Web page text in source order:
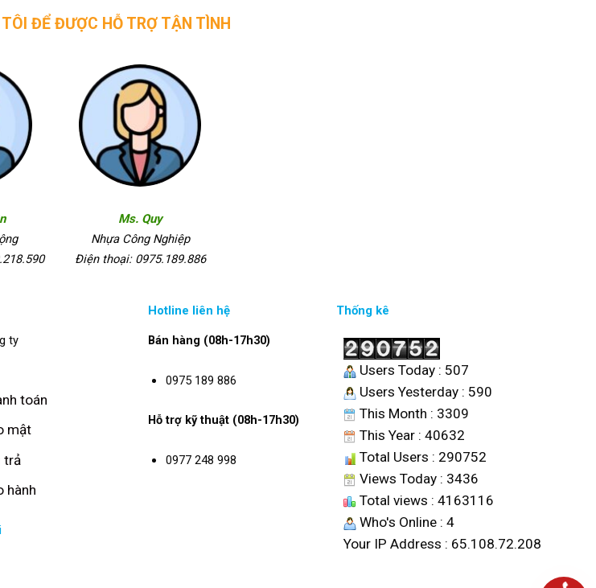
HỖ TRỢ TẬN TÌNH
Ms. Quy
Nhựa Công Nghiệp
Điện thoại: 0975.189.886
ty
toán
mật
trả
hành
Hotline liên hệ
Bán hàng (08h-17h30)
0975 189 886
Hỗ trợ kỹ thuật (08h-17h30)
0977 248 998
Thống kê
Users Today : 507
Users Yesterday : 590
This Month : 3309
This Year : 40632
Total Users : 290752
Views Today : 3436
Total views : 4163116
Who's Online : 4
Your IP Address : 65.108.72.208